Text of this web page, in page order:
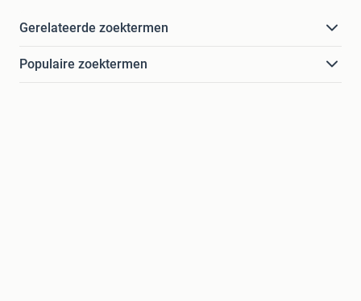
Gerelateerde zoektermen
Populaire zoektermen